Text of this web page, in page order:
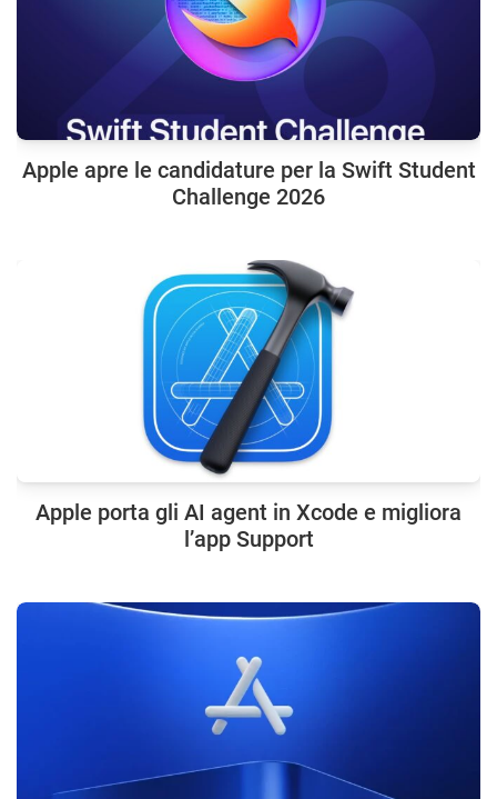
Apple apre le candidature per la Swift Student
Challenge 2026
Apple porta gli AI agent in Xcode e migliora
l’app Support